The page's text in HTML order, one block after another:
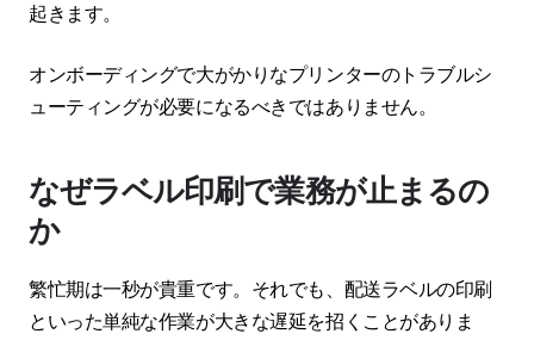
起きます。
オンボーディングで大がかりなプリンターのトラブルシ
ューティングが必要になるべきではありません。
なぜラベル印刷で業務が止まるの
か
繁忙期は一秒が貴重です。それでも、配送ラベルの印刷
といった単純な作業が大きな遅延を招くことがありま